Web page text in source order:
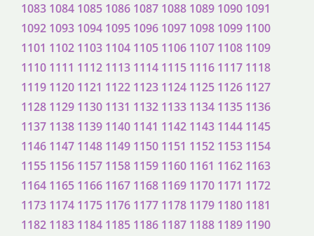
1083 1084 1085 1086 1087 1088 1089 1090 1091
1092 1093 1094 1095 1096 1097 1098 1099 1100
1101 1102 1103 1104 1105 1106 1107 1108 1109
1110 1111 1112 1113 1114 1115 1116 1117 1118
1119 1120 1121 1122 1123 1124 1125 1126 1127
1128 1129 1130 1131 1132 1133 1134 1135 1136
1137 1138 1139 1140 1141 1142 1143 1144 1145
1146 1147 1148 1149 1150 1151 1152 1153 1154
1155 1156 1157 1158 1159 1160 1161 1162 1163
1164 1165 1166 1167 1168 1169 1170 1171 1172
1173 1174 1175 1176 1177 1178 1179 1180 1181
1182 1183 1184 1185 1186 1187 1188 1189 1190